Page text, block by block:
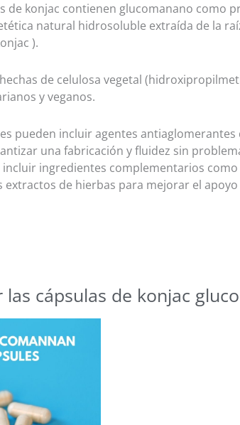
de konjac contienen glucomanano como
natural hidrosoluble extraída de la
).
de celulosa vegetal
y veganos.
pueden incluir agentes
una fabricación y fluidez sin
ingredientes complementarios
extractos de hierbas para mejorar el
las cápsulas de konjac